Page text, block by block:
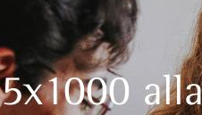
5x1000